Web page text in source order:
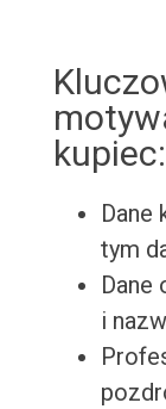
kupiec:
Dane
tym
Dane
i